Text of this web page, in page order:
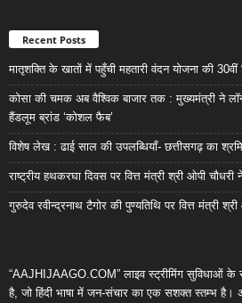
Recent Posts
मातृशक्ति के खातों में पहुँची महतारी वंदन योजना की 30वीं
कोसा की चमक अब वैश्विक बाजार तक : मुख्यमंत्री ने
हैंडलूम ब्रांड ‘कोशल फैब’
विशेष लेख : ढाई साल की उपलब्धियाँ- छत्तीसगढ़ का
राष्ट्रीय हथकरघा दिवस पर वित्त मंत्री श्री ओपी
गुरुदेव रवीन्द्रनाथ टैगोर की पुण्यतिथि पर वित्त मंत्री
“AAJHIJAAGO.COM” लाइव स्ट्रीमिंग सुविधाओं के
है, जो हिंदी भाषा में जन-संचार का एक सशक्त स्तम्भ है।